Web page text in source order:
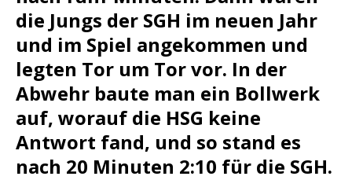
die Jungs der SGH im neuen Jahr
und im Spiel angekommen und
legten Tor um Tor vor. In der
Abwehr baute man ein Bollwerk
auf, worauf die HSG keine
Antwort fand, und so stand es
nach 20 Minuten 2:10 für die SGH.